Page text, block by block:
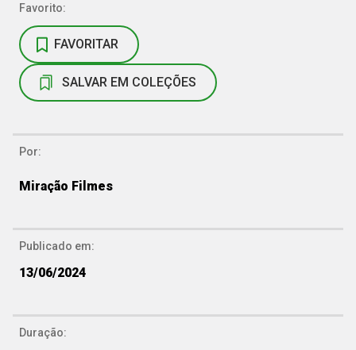
Favorito:
FAVORITAR
SALVAR EM COLEÇÕES
Por:
Miração Filmes
Publicado em:
13/06/2024
Duração: